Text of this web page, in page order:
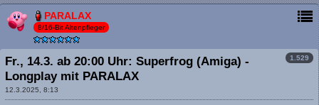
PARALAX
8/16-Bit Altenpfleger
1.529
Fr., 14.3. ab 20:00 Uhr: Superfrog (Amiga) -
Longplay mit PARALAX
12.3.2025, 8:13